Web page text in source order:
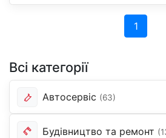
Всі категорії
Автосервіс (63)
Будівництво та ремонт
1